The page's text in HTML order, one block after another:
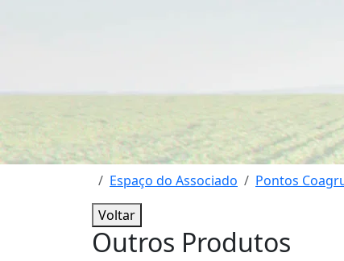
Espaço do Associado
Pontos
Voltar
Outros Produtos